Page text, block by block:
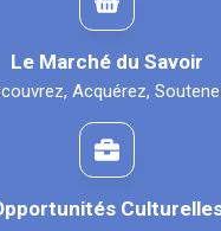
Le Marché du Savoir
Acquérez,